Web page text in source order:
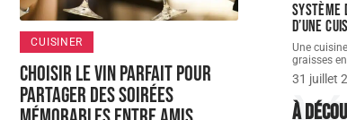
CUISINER
Choisir le vin parfait pour
partager des soirées
d’une
Une
graisses
31 juillet
À